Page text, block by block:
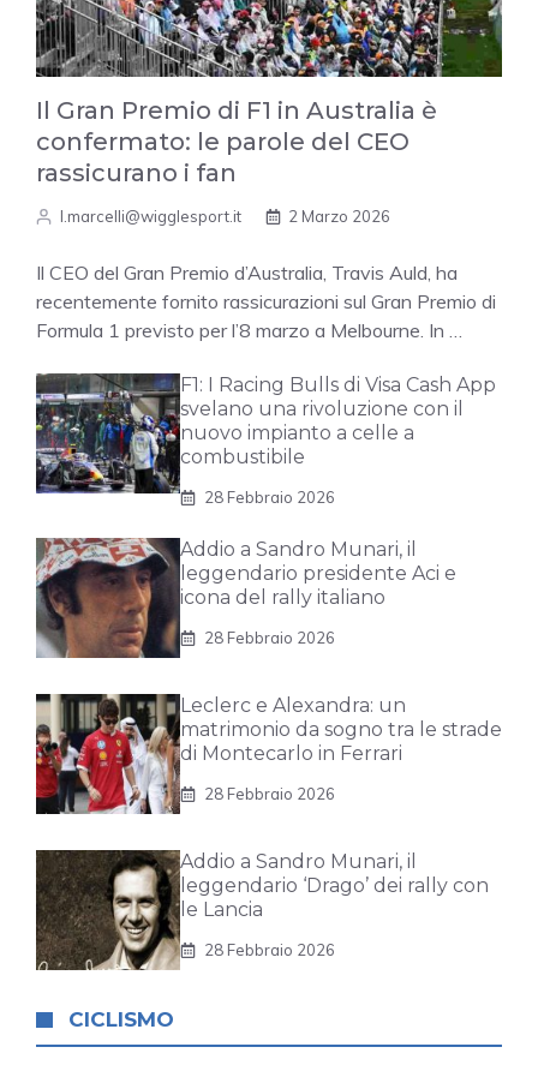
Il Gran Premio di F1 in Australia è
confermato: le parole del CEO
rassicurano i fan
l.marcelli@wigglesport.it 2 Marzo 2026
Il CEO del Gran Premio d’Australia, Travis Auld, ha
recentemente fornito rassicurazioni sul Gran Premio di
Formula 1 previsto per l’8 marzo a Melbourne. In …
F1: I Racing Bulls di Visa Cash App
svelano una rivoluzione con il
nuovo impianto a celle a
combustibile
28 Febbraio 2026
Addio a Sandro Munari, il
leggendario presidente Aci e
icona del rally italiano
28 Febbraio 2026
Leclerc e Alexandra: un
matrimonio da sogno tra le strade
di Montecarlo in Ferrari
28 Febbraio 2026
Addio a Sandro Munari, il
leggendario ‘Drago’ dei rally con
le Lancia
28 Febbraio 2026
CICLISMO